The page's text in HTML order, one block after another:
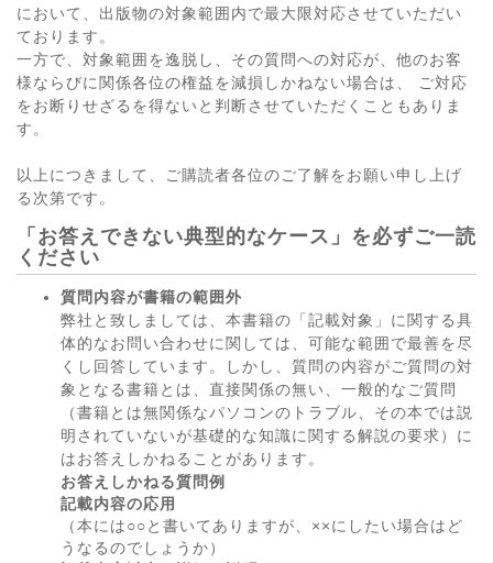
において、出版物の対象範囲内で最大限対応させていただい
ております。
一方で、対象範囲を逸脱し、その質問への対応が、他のお客
様ならびに関係各位の権益を減損しかねない場合は、 ご対応
をお断りせざるを得ないと判断させていただくこともありま
す。
以上につきまして、ご購読者各位のご了解をお願い申し上げ
る次第です。
「お答えできない典型的なケース」を必ずご一読
ください
質問内容が書籍の範囲外
弊社と致しましては、本書籍の「記載対象」に関する具
体的なお問い合わせに関しては、可能な範囲で最善を尽
くし回答しています。しかし、質問の内容がご質問の対
象となる書籍とは、直接関係の無い、一般的なご質問
（書籍とは無関係なパソコンのトラブル、その本では説
明されていないが基礎的な知識に関する解説の要求）に
はお答えしかねることがあります。
お答えしかねる質問例
記載内容の応用
（本には○○と書いてありますが、××にしたい場合はど
うなるのでしょうか）